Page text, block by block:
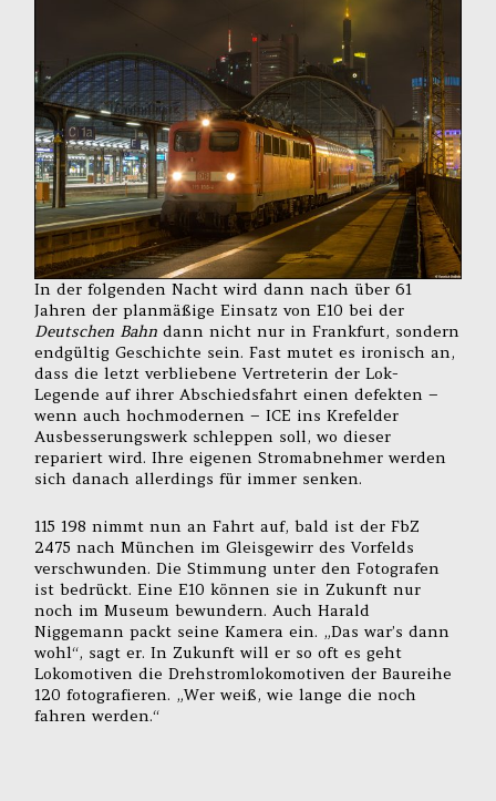
In der folgenden Nacht wird dann nach über 61
Jahren der planmäßige Einsatz von E10 bei der
Deutschen Bahn dann nicht nur in Frankfurt, sondern
endgültig Geschichte sein. Fast mutet es ironisch an,
dass die letzt verbliebene Vertreterin der Lok-
Legende auf ihrer Abschiedsfahrt einen defekten –
wenn auch hochmodernen – ICE ins Krefelder
Ausbesserungswerk schleppen soll, wo dieser
repariert wird. Ihre eigenen Stromabnehmer werden
sich danach allerdings für immer senken.
115 198 nimmt nun an Fahrt auf, bald ist der FbZ
2475 nach München im Gleisgewirr des Vorfelds
verschwunden. Die Stimmung unter den Fotografen
ist bedrückt. Eine E10 können sie in Zukunft nur
noch im Museum bewundern. Auch Harald
Niggemann packt seine Kamera ein. „Das war’s dann
wohl“, sagt er. In Zukunft will er so oft es geht
Lokomotiven die Drehstromlokomotiven der Baureihe
120 fotografieren. „Wer weiß, wie lange die noch
fahren werden.“